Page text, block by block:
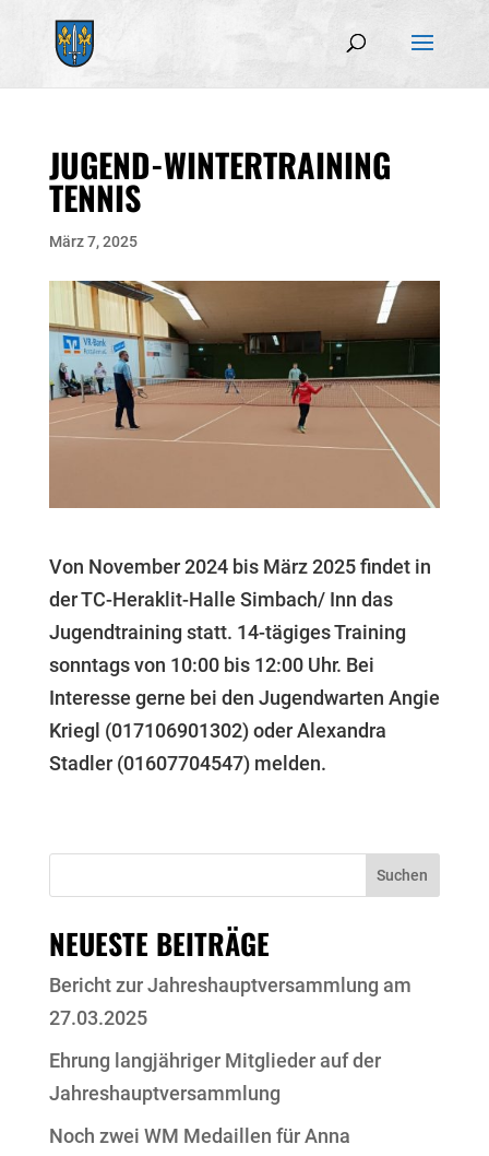
JUGEND-WINTERTRAINING
TENNIS
März 7, 2025
Von November 2024 bis März 2025 findet in
der TC-Heraklit-Halle Simbach/ Inn das
Jugendtraining statt. 14-tägiges Training
sonntags von 10:00 bis 12:00 Uhr. Bei
Interesse gerne bei den Jugendwarten Angie
Kriegl (017106901302) oder Alexandra
Stadler (01607704547) melden.
Suchen
NEUESTE BEITRÄGE
Bericht zur Jahreshauptversammlung am
27.03.2025
Ehrung langjähriger Mitglieder auf der
Jahreshauptversammlung
Noch zwei WM Medaillen für Anna